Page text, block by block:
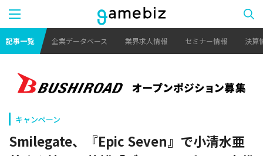
記事一覧 企業データベース 業界求人情報 セミナー情報 決算
キャンペーン
Smilegate、『Epic Seven』で小清水亜